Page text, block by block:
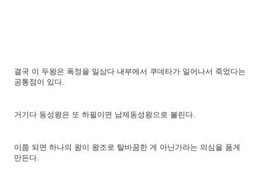
결국 이 두왕은 폭정을 일삼다 내부에서 쿠데타가 일어나서 죽었다는
공통점이 있다.
거기다 동성왕은 또 하필이면 남제동성왕으로 불린다.
이쯤 되면 하나의 왕이 왕조로 탈바꿈한 게 아닌가라는 의심을 품게
만든다.